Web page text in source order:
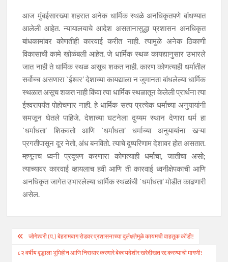
आज मुंबईसारख्या शहरात अनेक धार्मिक स्थळे अनधिकृतपणे बांधण्यात
आलेली आहेत. न्यायालयाचे आदेश असतानासुद्धा प्रशासन अनधिकृत
बांधकामांवर कोणतीही कारवाई करीत नाही. त्यामुळे अनेक ठिकाणी
विकासाची कामे खोळंबली आहेत. जे धार्मिक स्थळ कायद्यानुसार उभारले
जात नाही ते धार्मिक स्थळ असूच शकत नाही. कारण कोणत्याही धर्मातील
सर्वोच्च असणारा `ईश्वर’ देशाच्या कायद्याला न जुमानता बांधलेल्या धार्मिक
स्थळात असूच शकत नाही किंवा त्या धार्मिक स्थळातून केलेली प्रार्थना त्या
ईश्वरापर्यंत पोहोचणार नाही. हे धार्मिक सत्य प्रत्येक धर्माच्या अनुयायांनी
समजून घेतले पाहिजे. देशाच्या घटनेला दुय्यम स्थान देणारा धर्म हा
`धर्मांधता’ शिकवतो आणि `धर्मांधता’ धर्माच्या अनुयायांना खऱ्या
प्रगतीपासून दूर नेतो, अंध बनवितो. त्याचे दुष्परिणाम देशावर होत असतात.
म्हणूनच ध्वनी प्रदूषण करणारा कोणत्याही धर्माचा, जातीचा असो;
त्याच्यावर कारवाई व्हायलाच हवी आणि ती कारवाई ध्वनीक्षेपकाची आणि
अनधिकृत जागेत उभारलेल्या धार्मिक स्थळांची `धर्मांधता’ मोडीत काढणारी
असेल.
Post
navigation
जोगेश्वरी (प.) बेहरामबाग रोडवर प्रशासनाच्या दुर्लक्षतेमुळे कायमची वाहतूक कोंडी!
८२ वर्षीय वृद्धाला भूमिहीन आणि निराधार करणारे बेकायदेशीर खरेदीखत रद्द करण्याची मागणी!